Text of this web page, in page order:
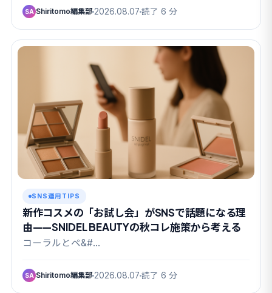
SA Shiritomo編集部 2026.08.07 読了 6 分
SNS運用TIPS
新作コスメの「お試し会」がSNSで話題になる理
由——SNIDEL BEAUTYの秋コレ施策から考える
コーラルとペ&#…
SA Shiritomo編集部 2026.08.07 読了 6 分